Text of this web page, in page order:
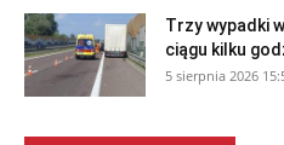
Trzy wypadki
ciągu kilku
5 sierpnia 2026